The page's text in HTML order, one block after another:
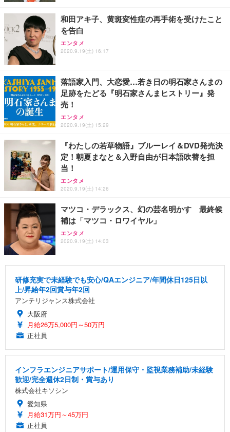
和田アキ子、黄斑変性症の再手術を受けたこと
を告白
エンタメ
2020.9.19(土) 16:17
落語家入門、大恋愛…若き日の明石家さんまの
足跡をたどる『明石家さんまヒストリー』発
売！
エンタメ
2020.9.19(土) 15:29
『わたしの若草物語』ブルーレイ＆DVD発売決
定！朝夏まなと＆入野自由が日本語吹替を担
当！
エンタメ
2020.9.19(土) 14:26
マツコ・デラックス、幻の芸名明かす 最終候
補は「マツコ・ロワイヤル」
エンタメ
2020.9.19(土) 14:03
研修充実で未経験でも安心/QAエンジニア/年間休日125日以
上/昇給年2回賞与年2回
アンテリジャンス株式会社
大阪府
月給26万5,000円～50万円
正社員
インフラエンジニアサポート/運用保守・監視業務補助/未経験
歓迎/完全週休2日制・賞与あり
株式会社キソシン
愛知県
月給31万円～45万円
正社員